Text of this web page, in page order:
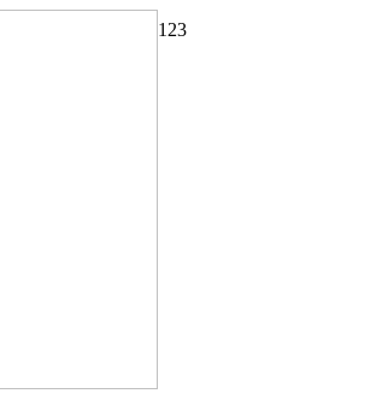
1 23